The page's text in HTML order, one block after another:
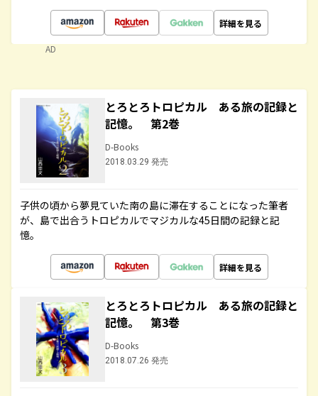
詳細を見る
AD
とろとろトロピカル ある旅の記録と
記憶。 第2巻
D-Books
2018.03.29 発売
子供の頃から夢見ていた南の島に滞在することになった筆者
が、島で出合うトロピカルでマジカルな45日間の記録と記
憶。
詳細を見る
とろとろトロピカル ある旅の記録と
記憶。 第3巻
D-Books
2018.07.26 発売